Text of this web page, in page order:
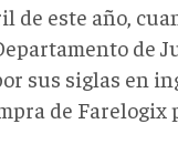
de este año,
de
sus siglas en
de Farelogix